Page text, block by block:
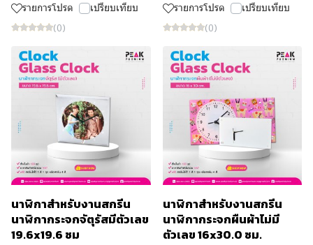
รายการโปรด เปรียบเทียบ
(0)
รายการโปรด เปรียบเทียบ
(0)
นาฬิกาสำหรับงานสกรีน
นาฬิกากระจกจัตุรัสมีตัวเลข
19.6x19.6 ซม
นาฬิกาสำหรับงานสกรีน
นาฬิกากระจกผืนผ้าไม่มี
ตัวเลข 16x30.0 ซม.